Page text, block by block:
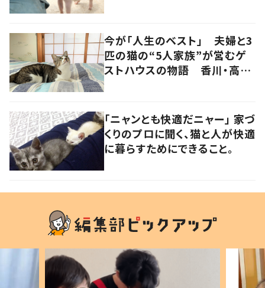
今が「人生のベスト」 夫婦と3
匹の猫の“5人家族”が営むゲ
ストハウスの物語 香川・高松
「ニャンとも快適だニャー」 家づ
くりのプロに聞く、猫と人が快適
に暮らすためにできること。